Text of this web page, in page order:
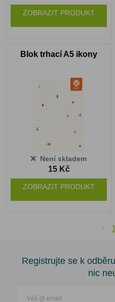
ZOBRAZIT PRODUKT
Blok trhací A5 ikony
Není skladem
15 Kč
ZOBRAZIT PRODUKT
1
Registrujte se k
nic